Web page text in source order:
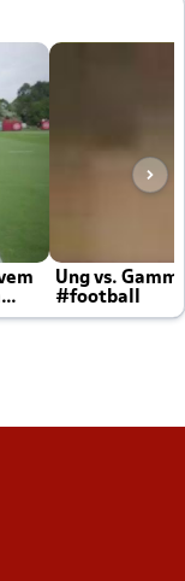
Ung vs.
#football